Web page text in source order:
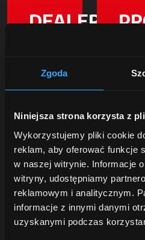
Zgoda
Niniejsza strona korzysta z
Wykorzystujemy pliki cookie
reklam, aby oferować funkcje
w naszej witrynie. Informacje
witryny, udostępniamy
reklamowym i analitycznym.
informacje z innymi danymi
uzyskanymi podczas
DEALERZY
dealera
-
gotowego
wsłuchać
się w
Twoje
potrzeby
i
zaproponować
najlepsze
rozwiązania
na
i
jest
ręki –
jednak